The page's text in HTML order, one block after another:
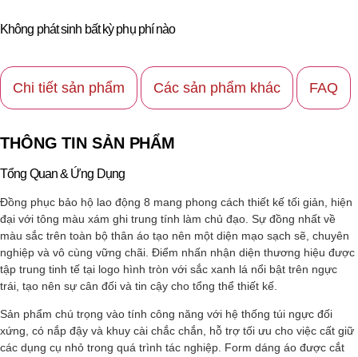
Không phát sinh bất kỳ phụ phí nào
Chi tiết sản phẩm Các sản phẩm khác FAQ
THÔNG TIN SẢN PHẨM
Tổng Quan & Ứng Dụng
Đồng phục bảo hộ lao động 8 mang phong cách thiết kế tối giản, hiện
đại với tông màu xám ghi trung tính làm chủ đạo. Sự đồng nhất về
màu sắc trên toàn bộ thân áo tạo nên một diện mạo sạch sẽ, chuyên
nghiệp và vô cùng vững chãi. Điểm nhấn nhận diện thương hiệu được
tập trung tinh tế tại logo hình tròn với sắc xanh lá nổi bật trên ngực
trái, tạo nên sự cân đối và tin cậy cho tổng thể thiết kế.
Sản phẩm chú trọng vào tính công năng với hệ thống túi ngực đối
xứng, có nắp đậy và khuy cài chắc chắn, hỗ trợ tối ưu cho việc cất giữ
các dụng cụ nhỏ trong quá trình tác nghiệp. Form dáng áo được cắt